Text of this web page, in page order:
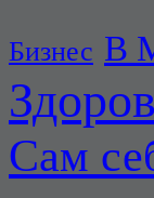
Бизнес В
Сам